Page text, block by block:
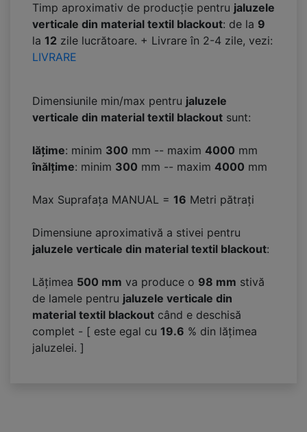
Timp aproximativ de producție pentru jaluzele
verticale din material textil blackout: de la 9
la 12 zile lucrătoare. + Livrare în 2-4 zile, vezi:
LIVRARE
Dimensiunile min/max pentru jaluzele
verticale din material textil blackout sunt:
lățime: minim 300 mm -- maxim 4000 mm
înălțime: minim 300 mm -- maxim 4000 mm
Max Suprafața MANUAL = 16 Metri pătrați
Dimensiune aproximativă a stivei pentru
jaluzele verticale din material textil blackout:
Lățimea 500 mm va produce o 98 mm stivă
de lamele pentru jaluzele verticale din
material textil blackout când e deschisă
complet - [ este egal cu 19.6 % din lățimea
jaluzelei. ]